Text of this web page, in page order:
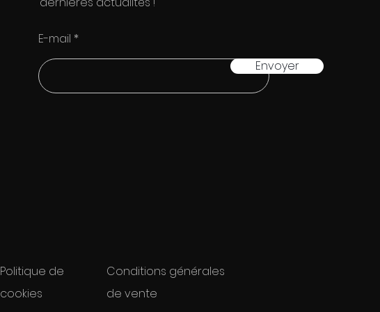
E-mail
Envoyer
Politique de
cookies
Conditions générales
de vente